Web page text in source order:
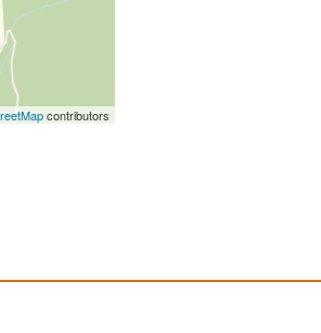
contributors